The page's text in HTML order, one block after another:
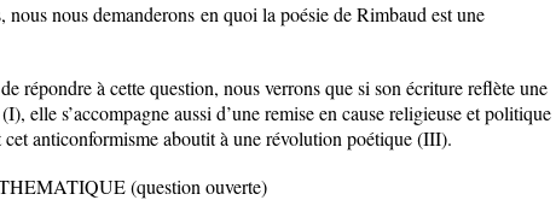
nous nous demanderons en quoi la poésie de Rimbaud est une
à cette question, nous verronsque si son écriture reflète une
elle s’accompagne aussi d’une remise en cause religieuse et politique
cet anticonformisme aboutit à une révolution poétique (III).
(question ouverte)